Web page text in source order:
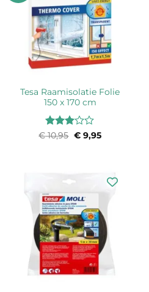
Tesa Raamisolatie Folie
150 x 170 cm
Waardering
€10,95 Oorspronkelijke
prijs
€9,95Huidige